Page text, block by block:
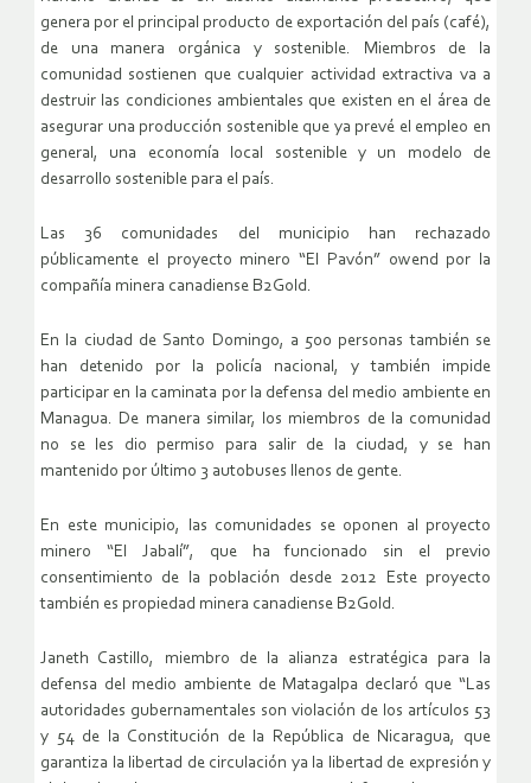
genera por el principal producto de exportación del país (café),
de una manera orgánica y sostenible. Miembros de la
comunidad sostienen que cualquier actividad extractiva va a
destruir las condiciones ambientales que existen en el área de
asegurar una producción sostenible que ya prevé el empleo en
general, una economía local sostenible y un modelo de
desarrollo sostenible para el país.
Las 36 comunidades del municipio han rechazado
públicamente el proyecto minero “El Pavón” owend por la
compañía minera canadiense B2Gold.
En la ciudad de Santo Domingo, a 500 personas también se
han detenido por la policía nacional, y también impide
participar en la caminata por la defensa del medio ambiente en
Managua. De manera similar, los miembros de la comunidad
no se les dio permiso para salir de la ciudad, y se han
mantenido por último 3 autobuses llenos de gente.
En este municipio, las comunidades se oponen al proyecto
minero “El Jabalí”, que ha funcionado sin el previo
consentimiento de la población desde 2012 Este proyecto
también es propiedad minera canadiense B2Gold.
Janeth Castillo, miembro de la alianza estratégica para la
defensa del medio ambiente de Matagalpa declaró que “Las
autoridades gubernamentales son violación de los artículos 53
y 54 de la Constitución de la República de Nicaragua, que
garantiza la libertad de circulación ya la libertad de expresión y